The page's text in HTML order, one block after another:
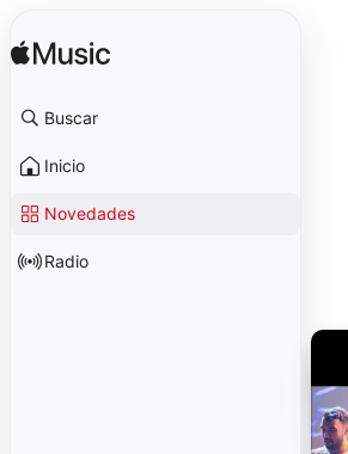
Buscar
Inicio
Novedades
Radio